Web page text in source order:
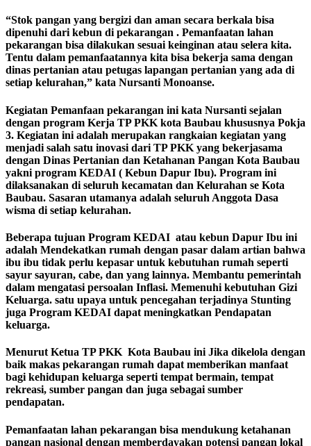
“Stok pangan yang bergizi dan aman secara berkala bisa
dipenuhi dari kebun di pekarangan . Pemanfaatan lahan
pekarangan bisa dilakukan sesuai keinginan atau selera kita.
Tentu dalam pemanfaatannya kita bisa bekerja sama dengan
dinas pertanian atau petugas lapangan pertanian yang ada di
setiap kelurahan,” kata Nursanti Monoanse.
Kegiatan Pemanfaan pekarangan ini kata Nursanti sejalan
dengan program Kerja TP PKK kota Baubau khususnya Pokja
3. Kegiatan ini adalah merupakan rangkaian kegiatan yang
menjadi salah satu inovasi dari TP PKK yang bekerjasama
dengan Dinas Pertanian dan Ketahanan Pangan Kota Baubau
yakni program KEDAI ( Kebun Dapur Ibu). Program ini
dilaksanakan di seluruh kecamatan dan Kelurahan se Kota
Baubau. Sasaran utamanya adalah seluruh Anggota Dasa
wisma di setiap kelurahan.
Beberapa tujuan Program KEDAI atau kebun Dapur Ibu ini
adalah Mendekatkan rumah dengan pasar dalam artian bahwa
ibu ibu tidak perlu kepasar untuk kebutuhan rumah seperti
sayur sayuran, cabe, dan yang lainnya. Membantu pemerintah
dalam mengatasi persoalan Inflasi. Memenuhi kebutuhan Gizi
Keluarga. satu upaya untuk pencegahan terjadinya Stunting
juga Program KEDAI dapat meningkatkan Pendapatan
keluarga.
Menurut Ketua TP PKK Kota Baubau ini Jika dikelola dengan
baik makas pekarangan rumah dapat memberikan manfaat
bagi kehidupan keluarga seperti tempat bermain, tempat
rekreasi, sumber pangan dan juga sebagai sumber
pendapatan.
Pemanfaatan lahan pekarangan bisa mendukung ketahanan
pangan nasional dengan memberdayakan potensi pangan lokal